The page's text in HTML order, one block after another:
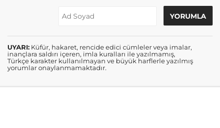
UYARI: Küfür, hakaret, rencide edici cümleler veya imalar,
inançlara saldırı içeren, imla kuralları ile yazılmamış,
Türkçe karakter kullanılmayan ve büyük harflerle yazılmış
yorumlar onaylanmamaktadır.